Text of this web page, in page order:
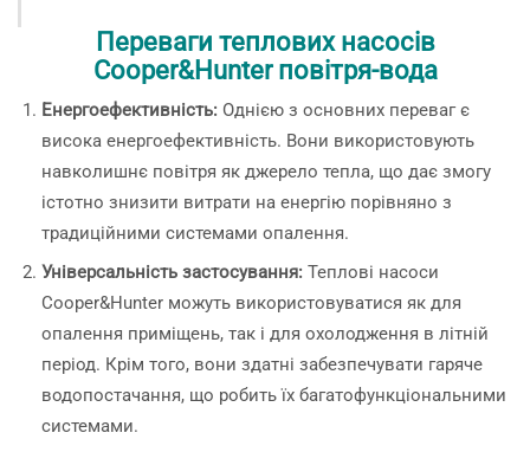
Переваги теплових насосів
Cooper&Hunter повітря-вода
Енергоефективність: Однією з основних переваг є
висока енергоефективність. Вони використовують
навколишнє повітря як джерело тепла, що дає змогу
істотно знизити витрати на енергію порівняно з
традиційними системами опалення.
Універсальність застосування: Теплові насоси
Cooper&Hunter можуть використовуватися як для
опалення приміщень, так і для охолодження в літній
період. Крім того, вони здатні забезпечувати гаряче
водопостачання, що робить їх багатофункціональними
системами.